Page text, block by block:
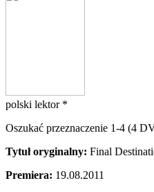
polski lektor *
Oszukać przeznaczenie 1-4 (4
Tytuł oryginalny: Final
Premiera: 19.08.2011